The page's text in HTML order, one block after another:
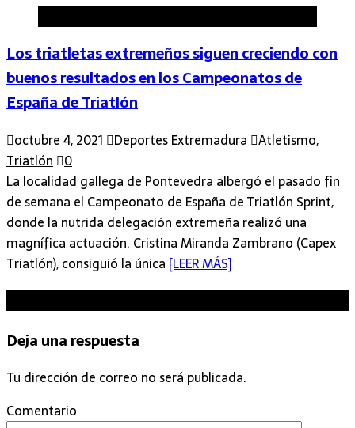
Los triatletas extremeños siguen creciendo con
buenos resultados en los Campeonatos de
España de Triatlón
octubre 4, 2021 Deportes Extremadura Atletismo,
Triatlón
0
La localidad gallega de Pontevedra albergó el pasado fin
de semana el Campeonato de España de Triatlón Sprint,
donde la nutrida delegación extremeña realizó una
magnífica actuación. Cristina Miranda Zambrano (Capex
Triatlón), consiguió la única [LEER MÁS]
Deja una respuesta
Tu dirección de correo no será publicada.
Comentario